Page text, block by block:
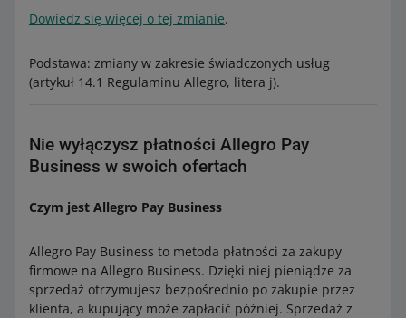
Dowiedz się więcej o tej zmianie.
Podstawa: zmiany w zakresie świadczonych usług
(artykuł 14.1 Regulaminu Allegro, litera j).
Nie wyłączysz płatności Allegro Pay
Business w swoich ofertach
Czym jest Allegro Pay Business
Allegro Pay Business to metoda płatności za zakupy
firmowe na Allegro Business. Dzięki niej pieniądze za
sprzedaż otrzymujesz bezpośrednio po zakupie przez
klienta, a kupujący może zapłacić później. Sprzedaż z